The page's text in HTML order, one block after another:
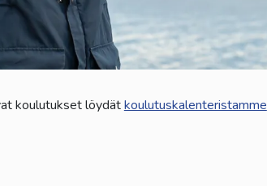
koulutukset löydätkoulutuskalenteristamme